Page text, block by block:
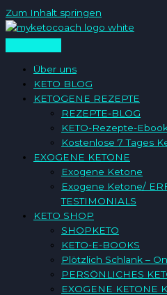
Zum Inhalt springen
Über uns
KETO BLOG
KETOGENE REZEPTE
REZEPTE-BLOG
KETO-Rezepte-
Kostenlose 7 Tages
EXOGENE KETONE
Exogene Ketone
Exogene Ketone/
TESTIMONIALS
KETO SHOP
SHOPKETO
KETO-E-BOOKS
Plötzlich Schlank –
PERSÖNLICHES
EXOGENE KETONE